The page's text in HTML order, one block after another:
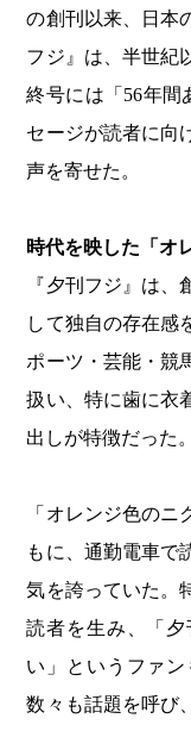
の創刊以来、日本
フジ』は、半世紀
終号には「56年間
セージが読者に向
声を寄せた。
時代を映した「オ
『夕刊フジ』は
して独自の存在感
ポーツ・芸能・競
扱い、特に歯に衣
出しが特徴だった。
「オレンジ色の
もに、通勤電車で
気を誇っていた。
読者を生み、「
い」というファ
数々も話題を呼び